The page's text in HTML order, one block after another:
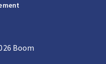
Boom